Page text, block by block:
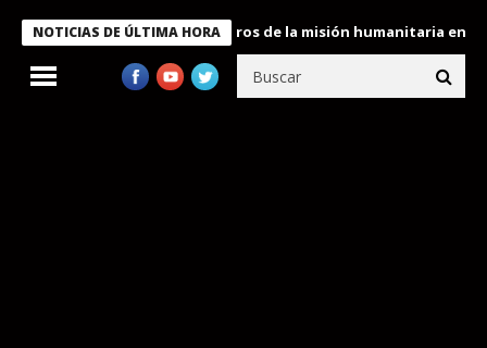
NOTICIAS DE ÚLTIMA HORA
condecora a miembros de la misión humanitaria enviada a